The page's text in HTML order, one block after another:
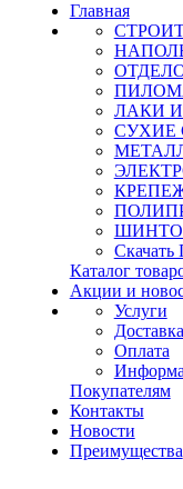
Главная
ЛАКИ
СУХИЕ
Скачать
Каталог
Акции и
Услуги
Доставка
Оплата
Покупателям
Контакты
Новости
Преимущества